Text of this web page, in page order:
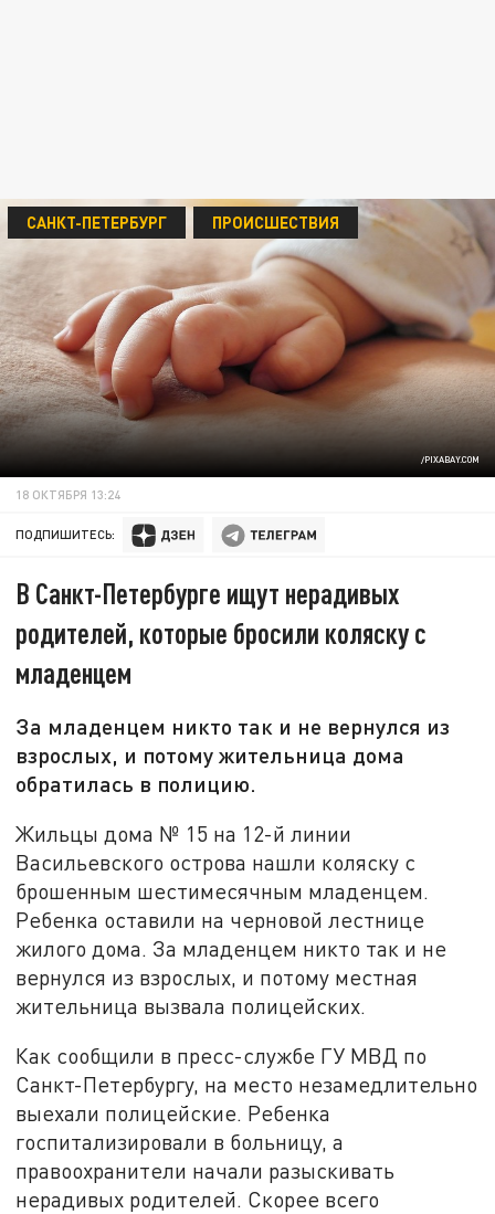
/PIXABAY.COM
САНКТ-ПЕТЕРБУРГ ПРОИСШЕСТВИЯ
18 ОКТЯБРЯ 13:24
ПОДПИШИТЕСЬ:
В Санкт-Петербурге ищут нерадивых
родителей, которые бросили коляску с
младенцем
За младенцем никто так и не вернулся из
взрослых, и потому жительница дома
обратилась в полицию.
Жильцы дома № 15 на 12-й линии
Васильевского острова нашли коляску с
брошенным шестимесячным младенцем.
Ребенка оставили на черновой лестнице
жилого дома. За младенцем никто так и не
вернулся из взрослых, и потому местная
жительница вызвала полицейских.
Как сообщили в пресс-службе ГУ МВД по
Санкт-Петербургу, на место незамедлительно
выехали полицейские. Ребенка
госпитализировали в больницу, а
правоохранители начали разыскивать
нерадивых родителей. Скорее всего